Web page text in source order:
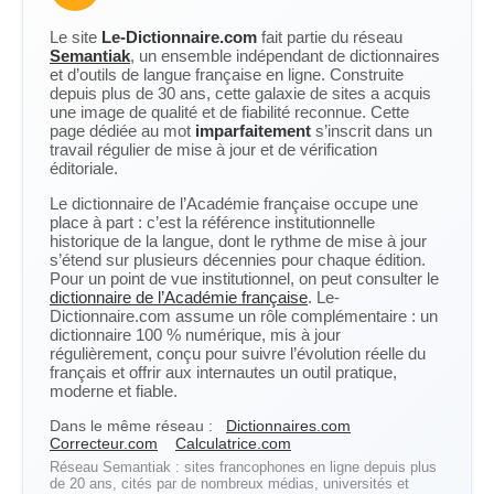
Le site Le-Dictionnaire.com fait partie du réseau
Semantiak, un ensemble indépendant de dictionnaires
et d’outils de langue française en ligne. Construite
depuis plus de 30 ans, cette galaxie de sites a acquis
une image de qualité et de fiabilité reconnue. Cette
page dédiée au mot imparfaitement s’inscrit dans un
travail régulier de mise à jour et de vérification
éditoriale.
Le dictionnaire de l’Académie française occupe une
place à part : c’est la référence institutionnelle
historique de la langue, dont le rythme de mise à jour
s’étend sur plusieurs décennies pour chaque édition.
Pour un point de vue institutionnel, on peut consulter le
dictionnaire de l’Académie française. Le-
Dictionnaire.com assume un rôle complémentaire : un
dictionnaire 100 % numérique, mis à jour
régulièrement, conçu pour suivre l’évolution réelle du
français et offrir aux internautes un outil pratique,
moderne et fiable.
Dans le même réseau :
Dictionnaires.com
Correcteur.com
Calculatrice.com
Réseau Semantiak : sites francophones en ligne depuis plus
de 20 ans, cités par de nombreux médias, universités et